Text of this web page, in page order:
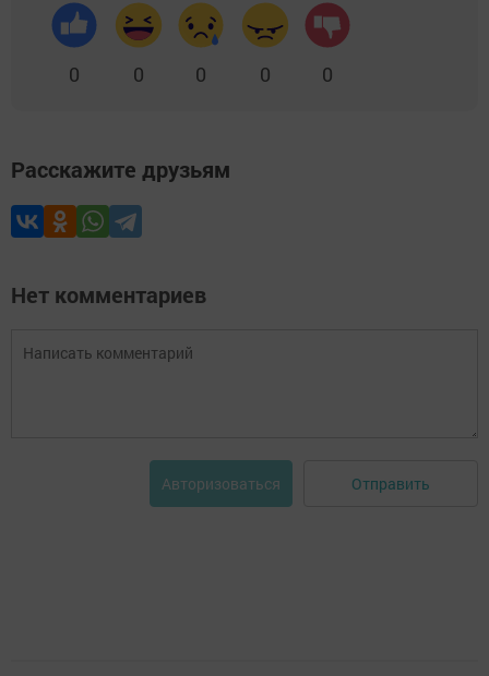
0 0 0 0 0
Расскажите друзьям
Нет комментариев
Авторизоваться Отправить